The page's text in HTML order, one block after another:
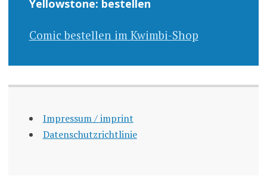
Yellowstone: bestellen
Comic bestellen im Kwimbi-Shop
Impressum / imprint
Datenschutzrichtlinie